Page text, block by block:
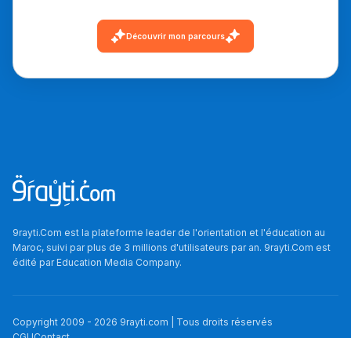
سقطت فالباك و سنة
2011 بدّلاتني بزّاف، مسار
إلياس أريدال، إطار
الطولي، ملاك البردع
كتحكي على تجربتها
Découvrir mon parcours
9rayti.Com est la plateforme leader de l'orientation et l'éducation au
Maroc, suivi par plus de 3 millions d'utilisateurs par an. 9rayti.Com est
édité parEducation Media Company.
Copyright 2009 - 2026 9rayti.com | Tous droits réservés